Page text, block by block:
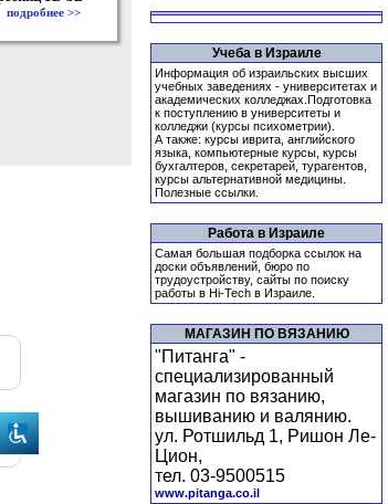
подробнее >>
Учеба в Израиле
Информация об израильских высших
учебных заведениях - университетах и
академических колледжах.Подготовка
к поступлению в университеты и
колледжи (курсы психометрии).
А также: курсы иврита, английского
языка, компьютерные курсы, курсы
бухгалтеров, секретарей, турагентов,
курсы альтернативной медицины.
Полезные ссылки.
Работа в Израиле
Самая большая подборка ссылок на
доски объявлений, бюро по
трудоустройству, сайты по поиску
работы в Hi-Tech в Израиле.
МАГАЗИН ПО ВЯЗАНИЮ
"Питанга" -
специализированный
магазин по вязанию,
вышиванию и валянию.
ул. Ротшильд 1, Ришон Ле-
Цион,
тел. 03-9500515
www.pitanga.co.il